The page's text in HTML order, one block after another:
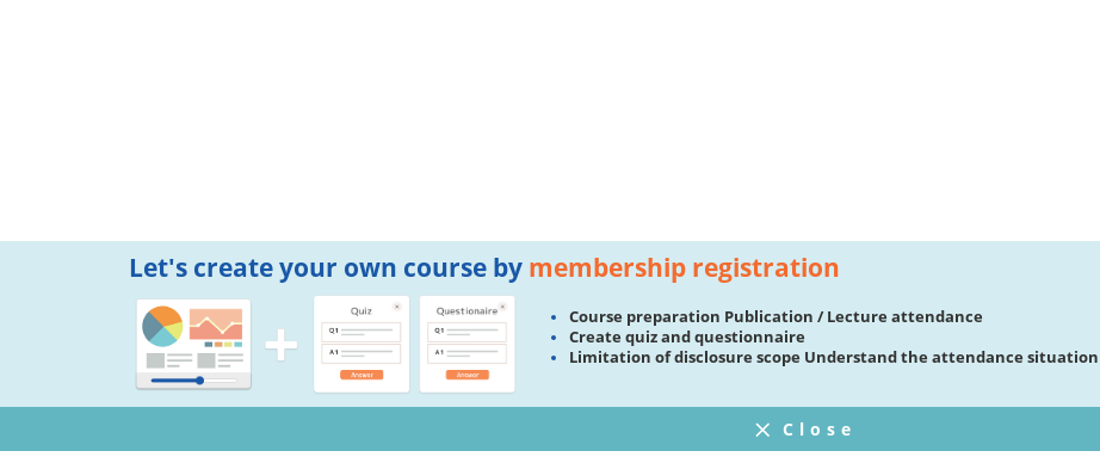
Let's create your own course by membership registration
Course preparation Publication / Lecture attendance
Create quiz and questionnaire
Limitation of disclosure scope Understand the attendance situation
Close